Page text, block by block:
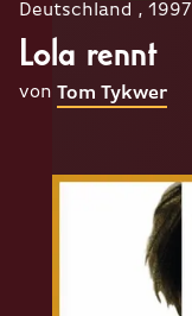
Deutschland , 1997
Lola rennt
von Tom Tykwer